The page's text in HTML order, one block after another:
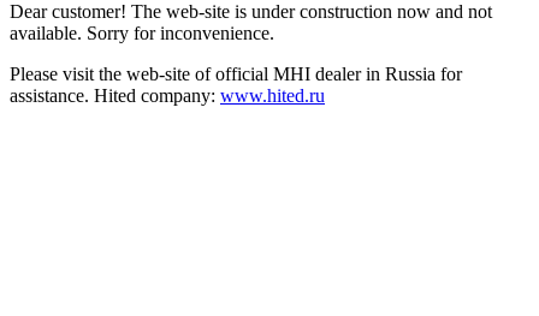
Dear customer! The web-site is under construction now and not
available. Sorry for inconvenience.
Please visit the web-site of official MHI dealer in Russia for
assistance. Hited company: www.hited.ru